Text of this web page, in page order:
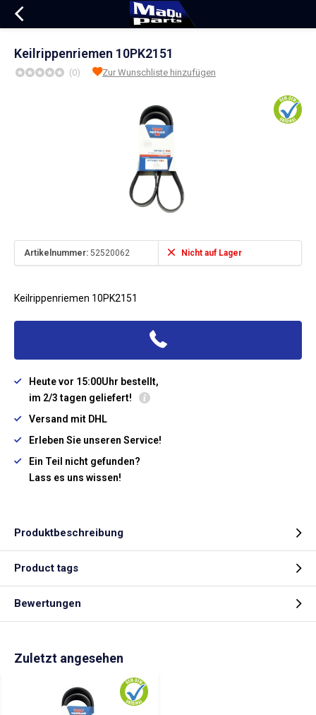
Keilrippenriemen 10PK2151
(0) Zur Wunschliste hinzufügen
Artikelnummer: 52520062 Nicht auf Lager
Keilrippenriemen 10PK2151
Heute vor 15:00Uhr bestellt,
im 2/3 tagen geliefert!
Versand mit DHL
Erleben Sie unseren Service!
Ein Teil nicht gefunden?
Lass es uns wissen!
Produktbeschreibung
Product tags
Bewertungen
Zuletzt angesehen